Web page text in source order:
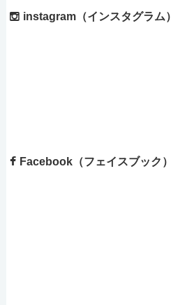
instagram（インスタグラム）
Facebook（フェイスブック）